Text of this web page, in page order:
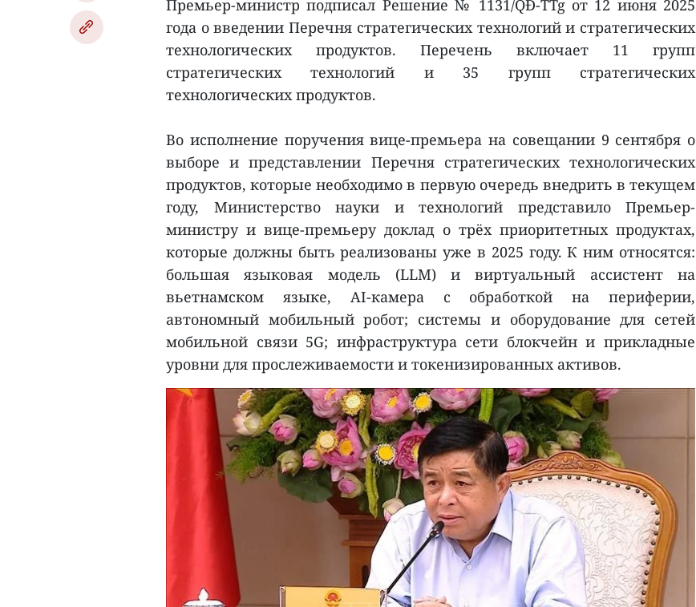
Премьер-министр подписал Решение № 1131/QĐ-TTg от 12 июня 2025
года о введении Перечня стратегических технологий и стратегических
технологических продуктов. Перечень включает 11 групп
стратегических технологий и 35 групп стратегических
технологических продуктов.
Во исполнение поручения вице-премьера на совещании 9 сентября о
выборе и представлении Перечня стратегических технологических
продуктов, которые необходимо в первую очередь внедрить в текущем
году, Министерство науки и технологий представило Премьер-
министру и вице-премьеру доклад о трёх приоритетных продуктах,
которые должны быть реализованы уже в 2025 году. К ним относятся:
большая языковая модель (LLM) и виртуальный ассистент на
вьетнамском языке, AI-камера с обработкой на периферии,
автономный мобильный робот; системы и оборудование для сетей
мобильной связи 5G; инфраструктура сети блокчейн и прикладные
уровни для прослеживаемости и токенизированных активов.